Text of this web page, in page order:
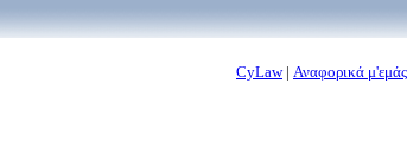
CyLaw| Αναφορικά μ'εμάς